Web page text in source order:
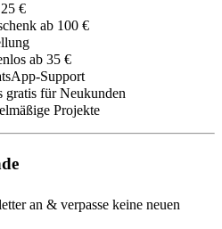
€
ab 100 €
ab 35 €
Support
für Neukunden
Projekte
an & verpasse keine neuen